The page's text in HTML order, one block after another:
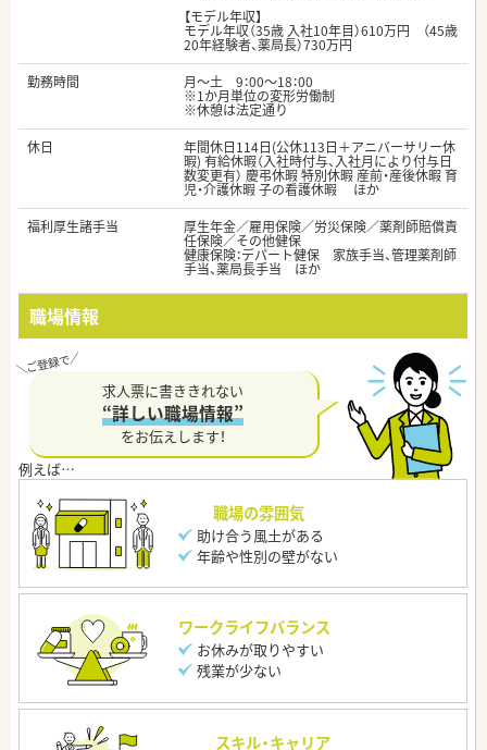
【モデル年収】
モデル年収（35歳 入社10年目）610万円 （45歳
20年経験者、薬局長）730万円
勤務時間
月～土 9：00～18：00
※1か月単位の変形労働制
※休憩は法定通り
休日
年間休日114日(公休113日＋アニバーサリー休
暇) 有給休暇（入社時付与、入社月により付与日
数変更有） 慶弔休暇 特別休暇 産前・産後休暇 育
児・介護休暇 子の看護休暇 ほか
福利厚生諸手当
厚生年金／雇用保険／労災保険／薬剤師賠償責
任保険／その他健保
健康保険：デパート健保 家族手当、管理薬剤師
手当、薬局長手当 ほか
職場情報
求人票に書ききれない
“詳しい職場情報”
をお伝えします！
職場の雰囲気
助け合う風土がある
年齢や性別の壁がない
ワークライフバランス
お休みが取りやすい
残業が少ない
スキル・キャリア